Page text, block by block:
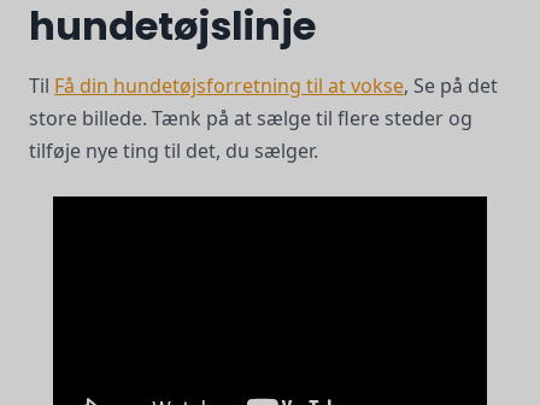
hundetøjslinje
Til Få din hundetøjsforretning til at vokse, Se på det
store billede. Tænk på at sælge til flere steder og
tilføje nye ting til det, du sælger.